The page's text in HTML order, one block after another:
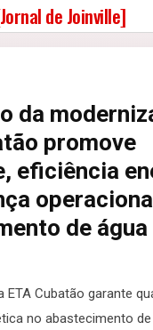
de Joinville]
da
promove
eficiência
de água
ETA Cubatão garante
no abastecimento